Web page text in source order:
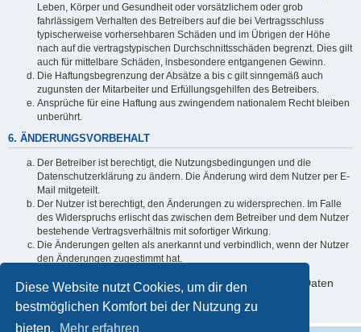
Diese Website nutzt Cookies, um dir den
bestmöglichen Komfort bei der Nutzung zu
bieten. Mehr erfahren
Leben, Körper und Gesundheit oder vorsätzlichem oder grob
fahrlässigem Verhalten des Betreibers auf die bei Vertragsschluss
typischerweise vorhersehbaren Schäden und im Übrigen der Höhe
nach auf die vertragstypischen Durchschnittsschäden begrenzt. Dies gilt
auch für mittelbare Schäden, insbesondere entgangenen Gewinn.
Die Haftungsbegrenzung der Absätze a bis c gilt sinngemäß auch
zugunsten der Mitarbeiter und Erfüllungsgehilfen des Betreibers.
Ansprüche für eine Haftung aus zwingendem nationalem Recht bleiben
unberührt.
6. ÄNDERUNGSVORBEHALT
Der Betreiber ist berechtigt, die Nutzungsbedingungen und die
Datenschutzerklärung zu ändern. Die Änderung wird dem Nutzer per E-
Mail mitgeteilt.
Der Nutzer ist berechtigt, den Änderungen zu widersprechen. Im Falle
des Widerspruchs erlischt das zwischen dem Betreiber und dem Nutzer
bestehende Vertragsverhältnis mit sofortiger Wirkung.
Die Änderungen gelten als anerkannt und verbindlich, wenn der Nutzer
den Änderungen zugestimmt hat.
Informationen über den Umgang mit deinen persönlichen Daten
sind in der Datenschutzerklärung enthalten.